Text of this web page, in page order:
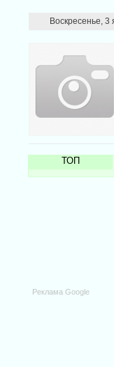
Воскресенье, 3
ТОП
Реклама Google